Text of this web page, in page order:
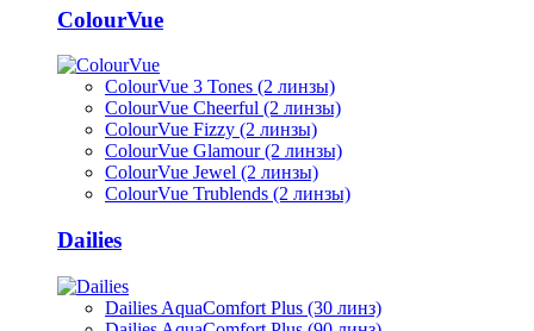
ColourVue
ColourVue 3 Tones (2 линзы)
ColourVue Cheerful (2 линзы)
ColourVue Fizzy (2 линзы)
ColourVue Glamour (2 линзы)
ColourVue Jewel (2 линзы)
ColourVue Trublends (2 линзы)
Dailies
Dailies AquaComfort Plus (30 линз)